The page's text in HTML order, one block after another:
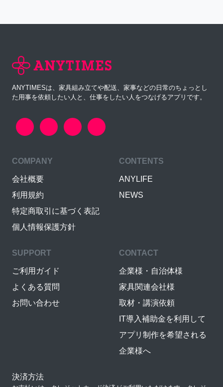
ANYTIMESは、家具組み立てや配送、家事などの日常のちょっとし
た用事を依頼したい人と、仕事をしたい人をつなげるアプリです。
COMPANY
会社概要
利用規約
特定商取引に基づく表記
個人情報保護方針
CONTENTS
ANYLIFE
NEWS
SUPPORT
ご利用ガイド
よくある質問
お問い合わせ
CONTACT
企業様・自治体様
家具関連会社様
取材・講演依頼
IT導入補助金を利用して
アプリ制作を希望される
企業様へ
決済方法